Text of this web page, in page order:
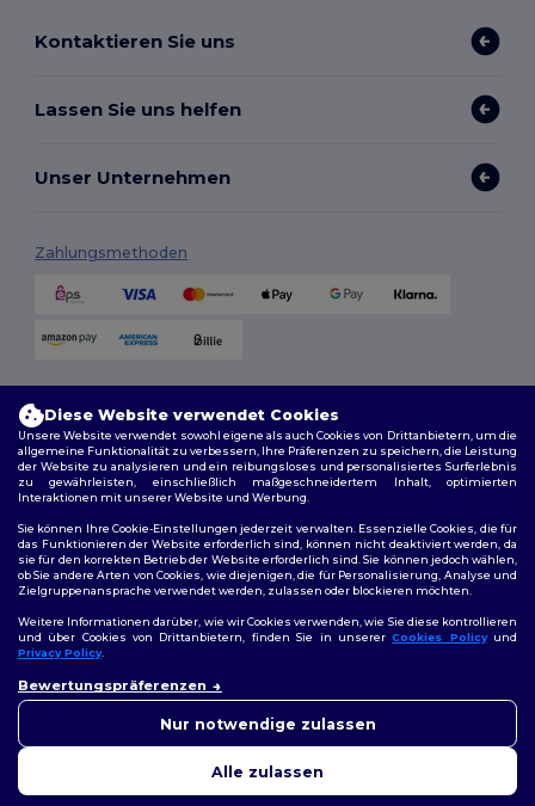
Kontaktieren Sie uns
Lassen Sie uns helfen
Unser Unternehmen
Zahlungsmethoden
Allgemeine Geschäftsbedingungen
Datenschutzbestimmungen|Cookie-Richtlinie|Site Map
Folge uns
Diese Website verwendet Cookies
Unsere Website verwendet sowohl eigene als auch Cookies von Drittanbietern, um die
allgemeine Funktionalität zu verbessern, Ihre Präferenzen zu speichern, die Leistung
der Website zu analysieren und ein reibungsloses und personalisiertes Surferlebnis
zu gewährleisten, einschließlich maßgeschneidertem Inhalt, optimierten
Interaktionen mit unserer Website und Werbung.
Sie können Ihre Cookie-Einstellungen jederzeit verwalten. Essenzielle Cookies, die für
das Funktionieren der Website erforderlich sind, können nicht deaktiviert werden, da
sie für den korrekten Betrieb der Website erforderlich sind. Sie können jedoch wählen,
ob Sie andere Arten von Cookies, wie diejenigen, die für Personalisierung, Analyse und
Zielgruppenansprache verwendet werden, zulassen oder blockieren möchten.
Weitere Informationen darüber, wie wir Cookies verwenden, wie Sie diese kontrollieren
und über Cookies von Drittanbietern, finden Sie in unsererCookies Policyund
Privacy Policy.
Bewertungspräferenzen
Nur notwendige zulassen
Alle zulassen
uns jederzeit kontaktieren.
Ihnen zu helfen.